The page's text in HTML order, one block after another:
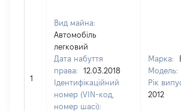
1
Вид майна:
Автомобіль
легковий
Дата набуття
права:
12.03.2018
Ідентифікаційний
номер (VIN-код,
номер шасі):
Марка:
Модель:
Рік
2012